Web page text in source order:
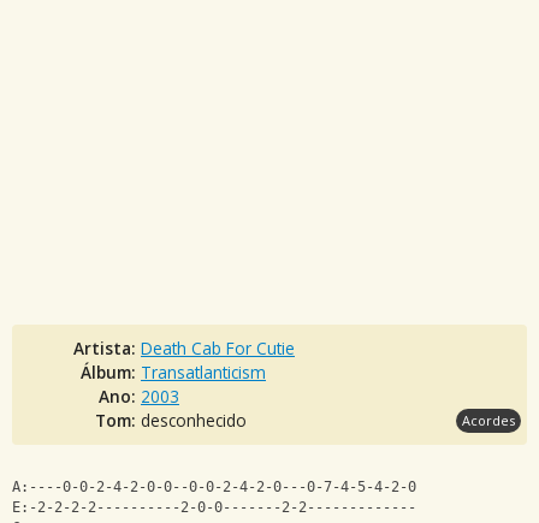
Artista: Death Cab For Cutie
Álbum: Transatlanticism
Ano: 2003
Tom: desconhecido Acordes
A:----0-0-2-4-2-0-0--0-0-2-4-2-0---0-7-4-5-4-2-0
E:-2-2-2-2----------2-0-0-------2-2-------------